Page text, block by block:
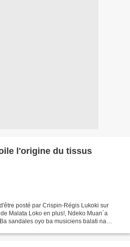
l'origine du tissus
posté par Crispin-Régis Lukoki sur
Malata Loko en plus!, Ndeko Muan´a
sandales oyo ba musiciens balati na